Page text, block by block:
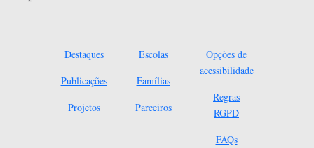
Destaques
Publicações
Projetos
Escolas
Famílias
Parceiros
Opções de
acessibilidade
Regras
RGPD
FAQs